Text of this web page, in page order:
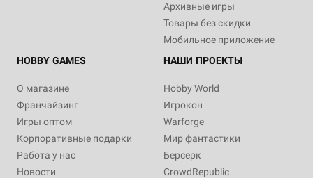
Архивные игры
Товары без скидки
Мобильное приложение
HOBBY GAMES
О магазине
Франчайзинг
Игры оптом
Корпоративные подарки
Работа у нас
Новости
НАШИ ПРОЕКТЫ
Hobby World
Игрокон
Warforge
Мир фантастики
Берсерк
CrowdRepublic